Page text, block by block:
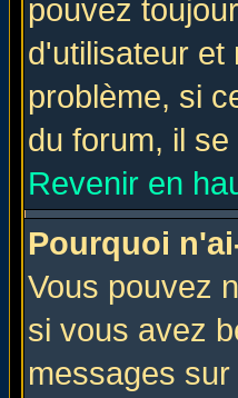
pouvez
d'utilisateur et
problème, si
du forum, il
Revenir en
Pourquoi
Vous pouvez
si vous avez
messages